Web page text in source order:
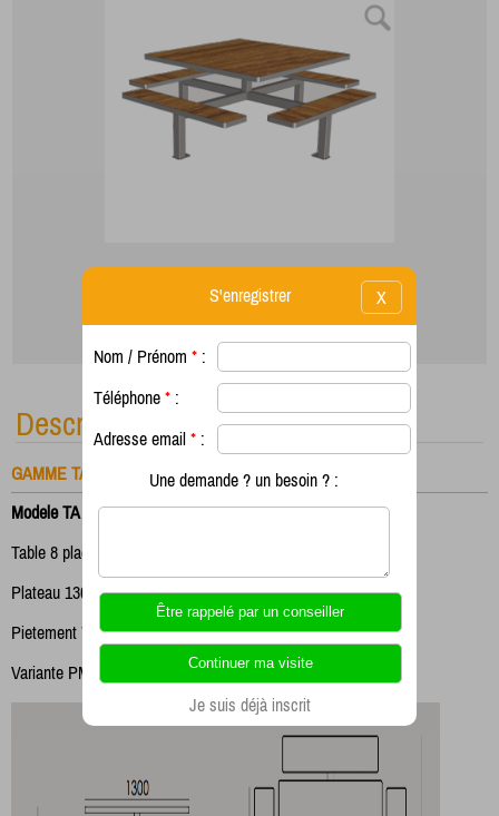
Description
GAMME TABLE
Modele TA 211
Table 8 places
Plateau 1300 x 1300
Pietement 70 x 70
Variante PMR possible (TA211 CP7)
X
S'enregistrer
Nom / Prénom * :
Téléphone * :
Adresse email * :
Une demande ? un besoin ? :
Je suis déjà inscrit